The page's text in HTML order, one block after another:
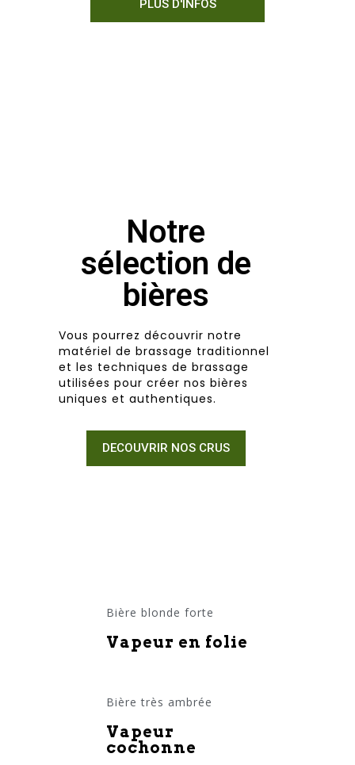
PLUS D'INFOS
Notre
sélection de
bières
Vous pourrez découvrir notre
matériel de brassage traditionnel
et les techniques de brassage
utilisées pour créer nos bières
uniques et authentiques.
DECOUVRIR NOS CRUS
Bière blonde forte
Vapeur en folie
Bière très ambrée
Vapeur
cochonne